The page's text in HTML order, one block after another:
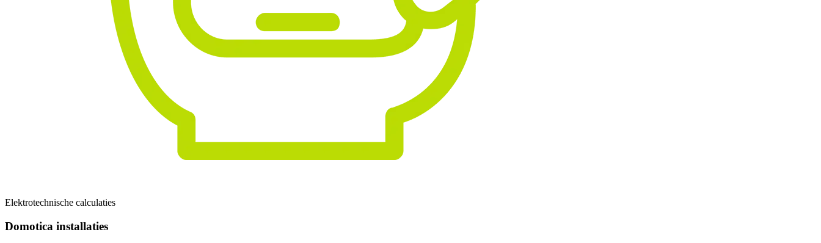
Elektrotechnische calculaties
Domotica installaties